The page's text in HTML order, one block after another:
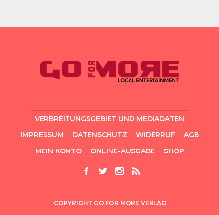
VERBREITUNGSGEBIET UND MEDIADATEN
IMPRESSUM
DATENSCHUTZ WIDERRUF
AGB
MEIN KONTO
ONLINE-AUSGABE SHOP
COPYRIGHT GO FOR MORE VERLAG